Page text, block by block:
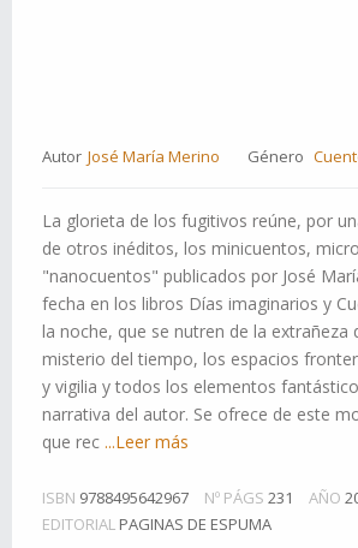
Autor José María Merino Género
La glorieta de los fugitivos reúne, por
de otros inéditos, los minicuentos,
"nanocuentos" publicados por José
fecha en los libros Días imaginarios y
la noche, que se nutren de la extrañeza
misterio del tiempo, los espacios
y vigilia y todos los elementos
narrativa del autor. Se ofrece de este
que rec ...Leer más
ISBN 9788495642967 Nº PÁGS 231 AÑO
EDITORIAL PAGINAS DE ESPUMA